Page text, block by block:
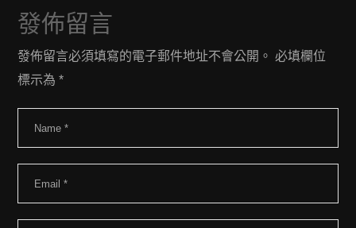
發佈留言
發佈留言必須填寫的電子郵件地址不會公開。 必填欄位
標示為*